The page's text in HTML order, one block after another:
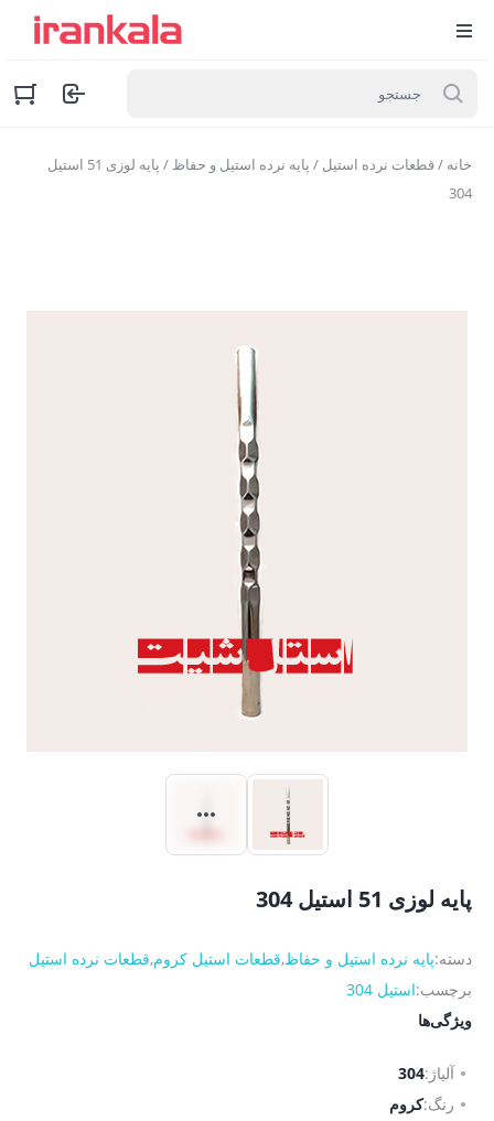
خانه /قطعات نرده استیل / پایه نرده استیل و حفاظ
/ پایه لوزی 51 استیل
304
پایه لوزی 51 استیل 304
دسته:پایه نرده استیل و حفاظ,قطعات استیل کروم,قطعات نرده استیل
برچسب:استیل 304
ویژگی‌ها
آلیاژ:304
رنگ:کروم